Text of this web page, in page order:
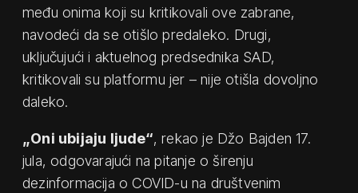
među onima koji su kritikovali ove zabrane,
navodeći da se otišlo predaleko. Drugi,
uključujući i aktuelnog predsednika SAD,
kritikovali su platformu jer – nije otišla dovoljno
daleko.
„Oni ubijaju ljude“, rekao je Džo Bajden 17.
jula, odgovarajući na pitanje o širenju
dezinformacija o COVID-u na društvenim